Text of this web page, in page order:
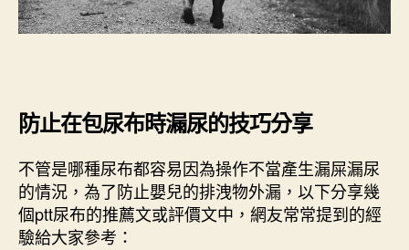
防止在包尿布時漏尿的技巧分享
不管是哪種尿布都容易因為操作不當產生漏屎漏尿
的情況，為了防止嬰兒的排洩物外漏，以下分享幾
個ptt尿布的推薦文或評價文中，網友常常提到的經
驗給大家參考：